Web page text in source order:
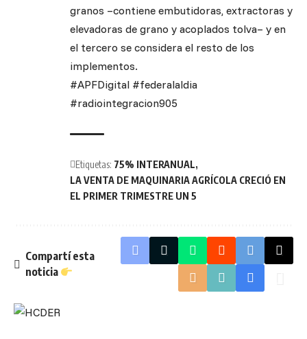
granos –contiene embutidoras, extractoras y
elevadoras de grano y acoplados tolva– y en
el tercero se considera el resto de los
implementos.
#APFDigital #federalaldia
#radiointegracion905
Etiquetas: 75% INTERANUAL
LA VENTA DE MAQUINARIA AGRÍCOLA CRECIÓ EN
EL PRIMER TRIMESTRE UN 5
Compartí esta
noticia